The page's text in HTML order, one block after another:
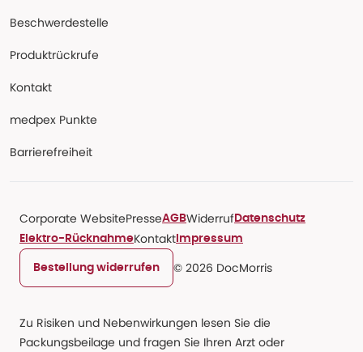
Beschwerdestelle
Produktrückrufe
Kontakt
medpex Punkte
Barrierefreiheit
Corporate WebsitePresseAGBWiderruf Datenschutz
Elektro-RücknahmeKontakt Impressum
Bestellung widerrufen © 2026 DocMorris
Zu Risiken und Nebenwirkungen lesen Sie die
Packungsbeilage und fragen Sie Ihren Arzt oder